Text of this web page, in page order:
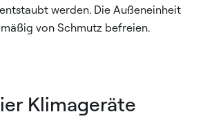
werden. Die Außeneinheit
von Schmutz befreien.
Klimageräte